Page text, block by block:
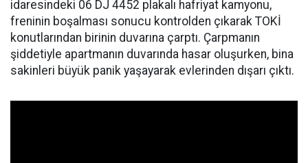
idaresindeki 06 DJ 4452 plakalı hafriyat kamyonu,
freninin boşalması sonucu kontrolden çıkarak TOKİ
konutlarından birinin duvarına çarptı. Çarpmanın
şiddetiyle apartmanın duvarında hasar oluşurken, bina
sakinleri büyük panik yaşayarak evlerinden dışarı çıktı.